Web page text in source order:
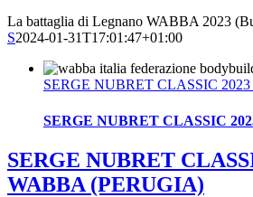
La battaglia di Legnano WABBA 2023
S2024-01-31T17:01:47+01:00
SERGE NUBRET CLASSIC
SERGE NUBRET CLASSIC
SERGE NUBRET
WABBA (PERUGIA)